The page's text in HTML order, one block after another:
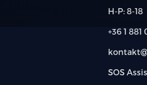
csomagtérajtó
keréktárcsák
H-P: 8-18
+36 1 881
SOS